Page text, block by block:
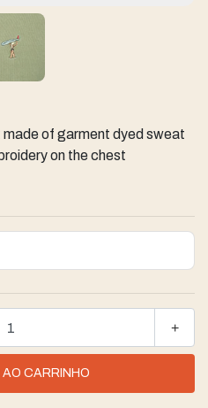
of garment dyed sweat
on the chest
+